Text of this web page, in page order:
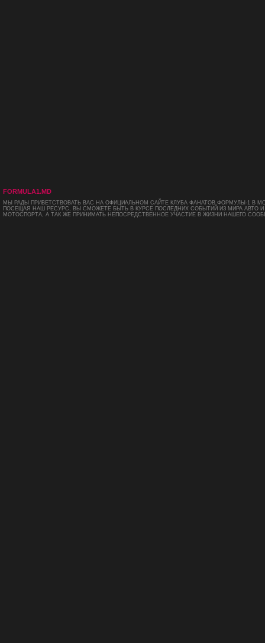
FORMULA1.MD
МЫ РАДЫ ПРИВЕТСТВОВАТЬ ВАС НА ОФИЦИАЛЬНОМ САЙТЕ КЛУБА ФАНАТОВ ФОРМУЛЫ-1 В
ПОСЕЩАЯ НАШ РЕСУРС, ВЫ СМОЖЕТЕ БЫТЬ В КУРСЕ ПОСЛЕДНИХ СОБЫТИЙ ИЗ МИРА АВТО И
МОТОСПОРТА, А ТАК ЖЕ ПРИНИМАТЬ НЕПОСРЕДСТВЕННОЕ УЧАСТИЕ В ЖИЗНИ НАШЕГО